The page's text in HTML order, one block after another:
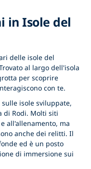
in Isole del
delle isole del
al largo dell'isola
per scoprire
con te.
isole sviluppate,
di Rodi. Molti siti
all'allenamento, ma
anche dei relitti. Il
ed è un posto
di immersione sui